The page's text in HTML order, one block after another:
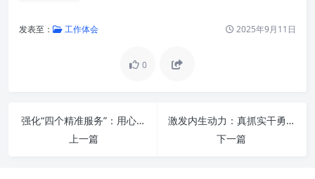
发表至： 工作体会 2025年9月11日
0
强化“四个精准服务”：用心用情绘就老干部幸福晚年新篇章
上一篇
激发内生动力：真抓实干勇担当，奋发有为促发展铸就辉煌
下一篇
政治思想：指引航向的罗盘与精